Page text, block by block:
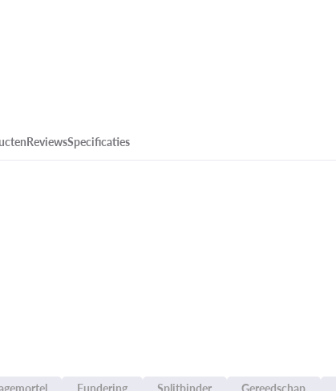
ReviewsSpecificaties